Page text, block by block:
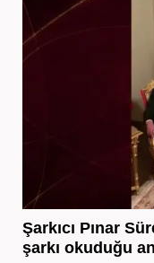
Şarkıcı Pınar
şarkı okuduğu